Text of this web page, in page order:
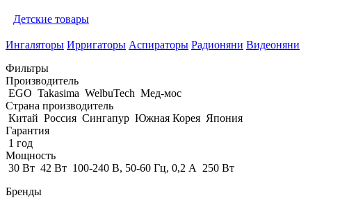
Детские товары
Ингаляторы Ирригаторы Аспираторы Радионяни Видеоняни
Фильтры
Производитель
EGO Takasima WelbuTech Мед-мос
Страна производитель
Китай Россия Сингапур Южная Корея Япония
Гарантия
1 год
Мощность
30 Вт 42 Вт 100-240 В, 50-60 Гц, 0,2 А
250 Вт
Бренды